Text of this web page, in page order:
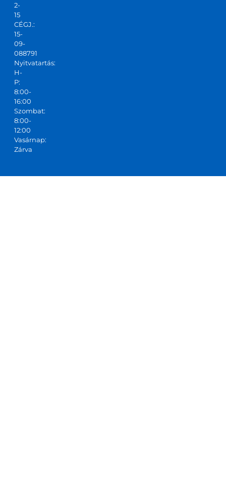
2-
15
CÉGJ.:
15-
09-
088791
Nyitvatartás:
H-
P:
8:00-
16:00
Szombat:
8:00-
12:00
Vasárnap:
Zárva